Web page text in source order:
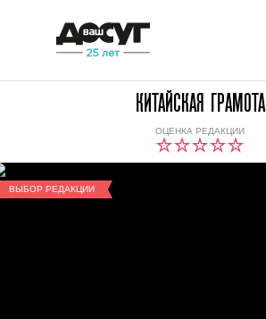
КИТАЙСКАЯ ГРАМОТА
ОЦЕНКА РЕДАКЦИИ
ВЫБОР РЕДАКЦИИ